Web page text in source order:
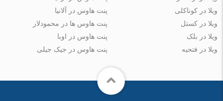
ویلا در کوناکلی
ویلا در کستل
ویلا در بلک
ویلا در فتحیه
پنت هاوس در آلانیا
پنت هاوس ها در محمودلار
پنت هاوس در اوبا
پنت هاوس در جیک جیلی